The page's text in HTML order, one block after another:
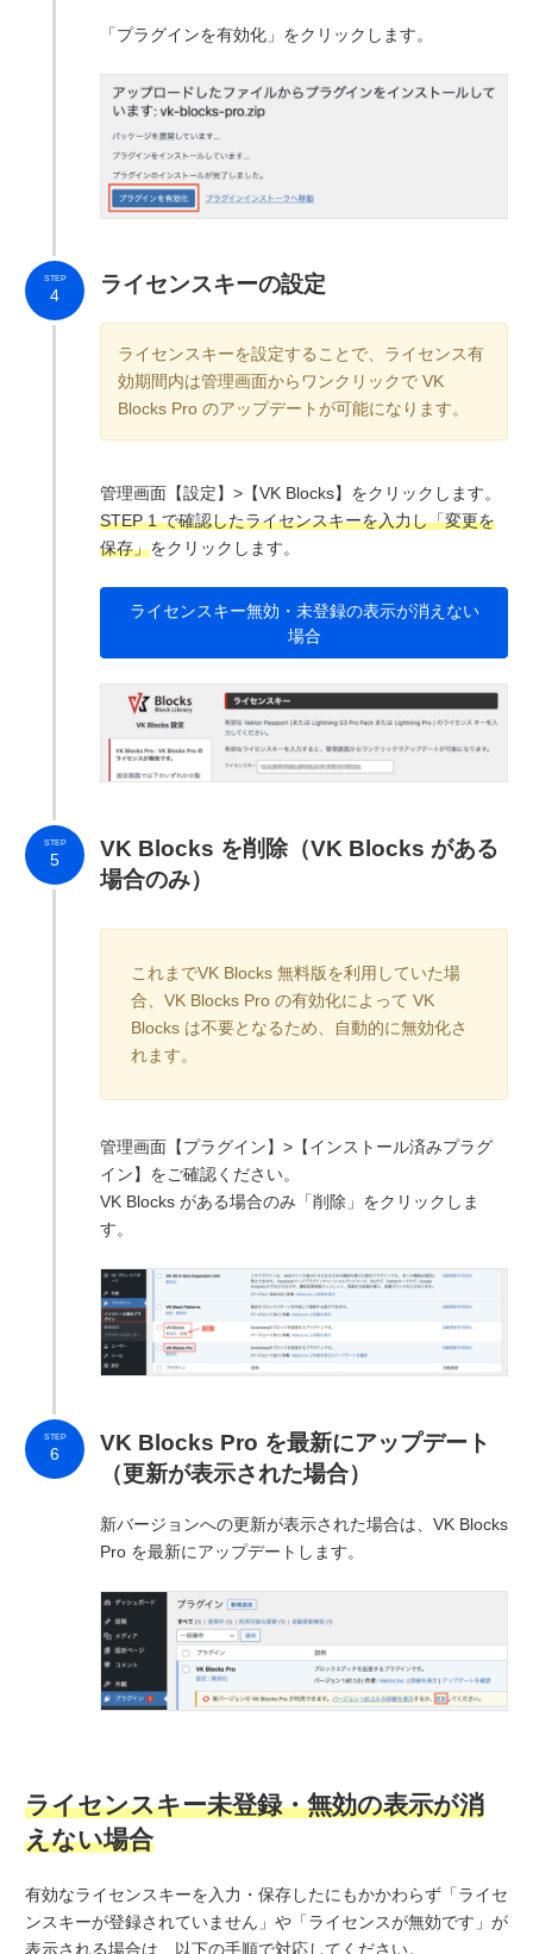
「プラグインを有効化」をクリックします。
ライセンスキーの設定
ライセンスキーを設定することで、ライセンス有
効期間内は管理画面からワンクリックで VK
Blocks Pro のアップデートが可能になります。
管理画面【設定】>【VK Blocks】をクリックします。
STEP 1 で確認したライセンスキーを入力し「変更を
保存」をクリックします。
ライセンスキー無効・未登録の表示が消えない
場合
STEP
4
VK Blocks を削除（VK Blocks がある
場合のみ）
これまでVK Blocks 無料版を利用していた場
合、VK Blocks Pro の有効化によって VK
Blocks は不要となるため、自動的に無効化さ
れます。
管理画面【プラグイン】>【インストール済みプラグ
イン】をご確認ください。
VK Blocks がある場合のみ「削除」をクリックしま
す。
STEP
5
VK Blocks Pro を最新にアップデート
（更新が表示された場合）
新バージョンへの更新が表示された場合は、VK Blocks
Pro を最新にアップデートします。
STEP
6
ライセンスキー未登録・無効の表示が消
えない場合
有効なライセンスキーを入力・保存したにもかかわらず「ライセ
ンスキーが登録されていません」や「ライセンスが無効です」が
表示される場合は、以下の手順で対応してください。